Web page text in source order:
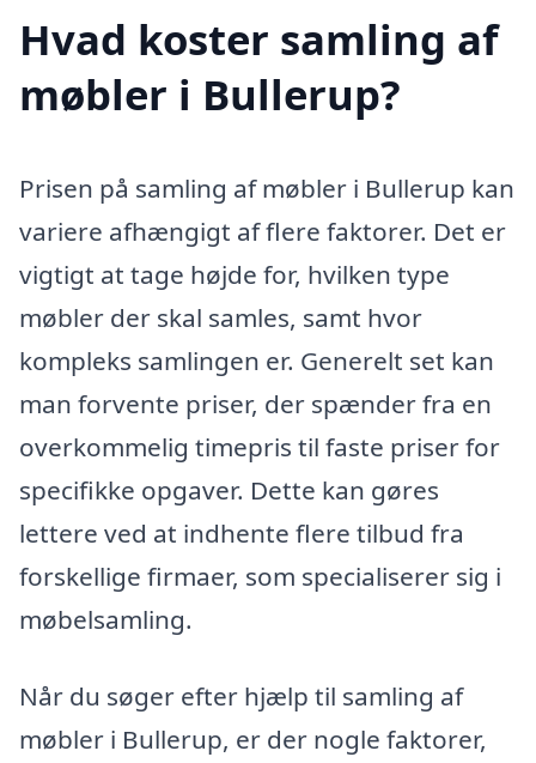
Hvad koster samling af
møbler i Bullerup?
Prisen på samling af møbler i Bullerup kan
variere afhængigt af flere faktorer. Det er
vigtigt at tage højde for, hvilken type
møbler der skal samles, samt hvor
kompleks samlingen er. Generelt set kan
man forvente priser, der spænder fra en
overkommelig timepris til faste priser for
specifikke opgaver. Dette kan gøres
lettere ved at indhente flere tilbud fra
forskellige firmaer, som specialiserer sig i
møbelsamling.
Når du søger efter hjælp til samling af
møbler i Bullerup, er der nogle faktorer,